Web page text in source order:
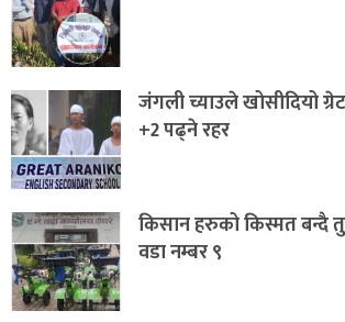
जंगली च्याउले खोसीदियो
+2 पढ्ने रहर
किसान हरुको किस्मत बन्दै
वडा नम्बर ९